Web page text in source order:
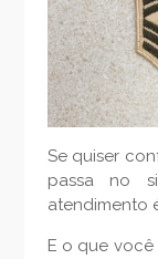
Se quiser
passa no
atendimento
E o que